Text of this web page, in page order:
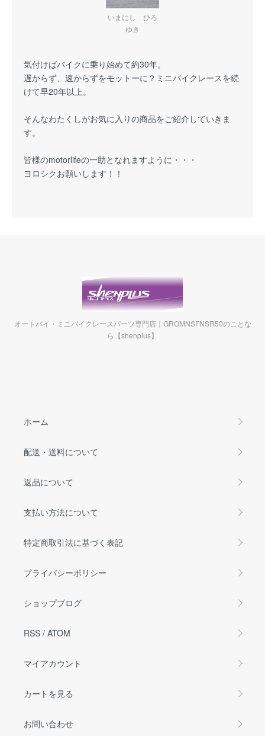
いまにし ひろ
ゆき
気付けばバイクに乗り始めて約30年。
遅からず、速からずをモットーに？ミニバイクレースを続
けて早20年以上。
そんなわたくしがお気に入りの商品をご紹介していきま
す。
皆様のmotorlifeの一助となれますように・・・
ヨロシクお願いします！！
オートバイ・ミニバイクレースパーツ専門店｜GROMNSFNSR50のことな
ら【shenplus】
ホーム
配送・送料について
返品について
支払い方法について
特定商取引法に基づく表記
プライバシーポリシー
ショップブログ
RSS / ATOM
マイアカウント
カートを見る
お問い合わせ